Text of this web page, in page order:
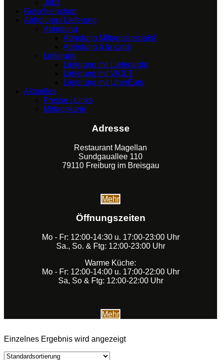
Jobs
Gutscheinshop
Abholung / Lieferung
Abholung
Abholung Mittagsspecials!
Abholung á la carte
Lieferung
Lieferung mit Lieferando
Lieferung mit WOLT
Lieferung mit UberEats
Aktuelles
Presse / Links
Mittagskarte
Adresse
Restaurant Magellan
Sundgauallee 110
79110 Freiburg im Breisgau
Mehr
Öffnungszeiten
Mo - Fr: 12:00-14:30 u. 17:00-23:00 Uhr
Sa., So. & Ftg: 12:00-23:00 Uhr
Warme Küche:
Mo - Fr: 12:00-14:00 u. 17:00-22:00 Uhr
Sa, So & Ftg: 12:00-22:00 Uhr
Mehr
Einzelnes Ergebnis wird angezeigt